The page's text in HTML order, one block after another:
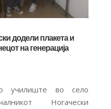
додели плакета и
на генерација
училиште во село
Ногачески